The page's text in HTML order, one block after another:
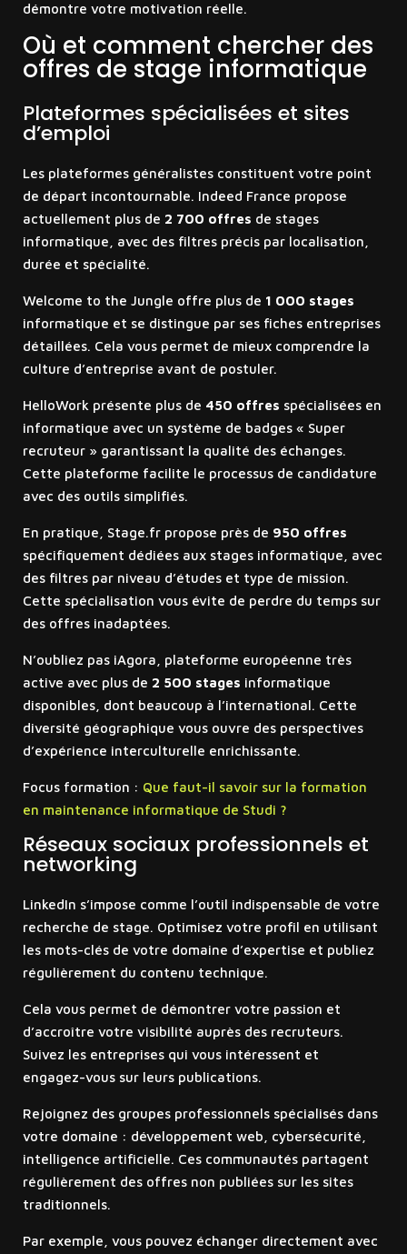
démontre votre motivation réelle.
Où et comment chercher des
offres de stage informatique
Plateformes spécialisées et sites
d’emploi
Les plateformes généralistes constituent votre point
de départ incontournable. Indeed France propose
actuellement plus de 2 700 offres de stages
informatique, avec des filtres précis par localisation,
durée et spécialité.
Welcome to the Jungle offre plus de 1 000 stages
informatique et se distingue par ses fiches entreprises
détaillées. Cela vous permet de mieux comprendre la
culture d’entreprise avant de postuler.
HelloWork présente plus de 450 offres spécialisées en
informatique avec un système de badges « Super
recruteur » garantissant la qualité des échanges.
Cette plateforme facilite le processus de candidature
avec des outils simplifiés.
En pratique, Stage.fr propose près de 950 offres
spécifiquement dédiées aux stages informatique, avec
des filtres par niveau d’études et type de mission.
Cette spécialisation vous évite de perdre du temps sur
des offres inadaptées.
N’oubliez pas iAgora, plateforme européenne très
active avec plus de 2 500 stages informatique
disponibles, dont beaucoup à l’international. Cette
diversité géographique vous ouvre des perspectives
d’expérience interculturelle enrichissante.
Focus formation : Que faut-il savoir sur la formation
en maintenance informatique de Studi ?
Réseaux sociaux professionnels et
networking
LinkedIn s’impose comme l’outil indispensable de votre
recherche de stage. Optimisez votre profil en utilisant
les mots-clés de votre domaine d’expertise et publiez
régulièrement du contenu technique.
Cela vous permet de démontrer votre passion et
d’accroître votre visibilité auprès des recruteurs.
Suivez les entreprises qui vous intéressent et
engagez-vous sur leurs publications.
Rejoignez des groupes professionnels spécialisés dans
votre domaine : développement web, cybersécurité,
intelligence artificielle. Ces communautés partagent
régulièrement des offres non publiées sur les sites
traditionnels.
Par exemple, vous pouvez échanger directement avec